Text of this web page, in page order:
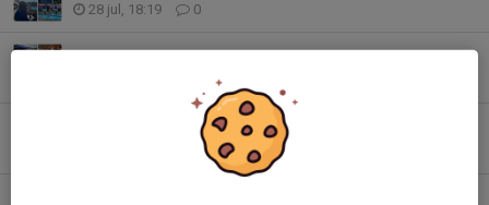
28 jul, 18:19 0
Avslutning 7/6 för teknikgrupperna
Östsvenska mästerskapen (50m) 30-31 maj 2026
0